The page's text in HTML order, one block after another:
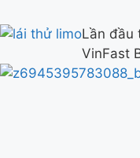
Lần đầu
VinFast